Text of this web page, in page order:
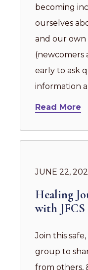
becoming
ourselves
and our
(newcomers
early to ask
information
Read More
JUNE 22,
Healing
with JFCS
Join this
group to
from others,